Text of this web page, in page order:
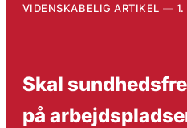
VIDENSKABELIG ARTIKEL
Skal
på